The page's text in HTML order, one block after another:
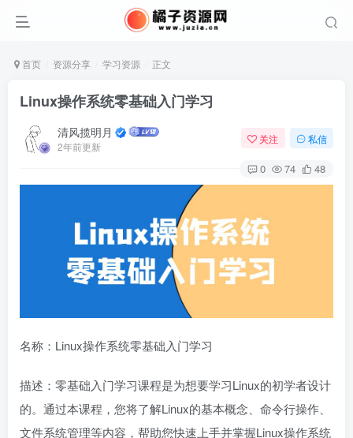
首页 资源分享 学习资源 正文
Linux操作系统零基础入门学习
清风揽明月
2年前更新
关注 私信
0 74 48
名称：Linux操作系统零基础入门学习
描述：零基础入门学习课程是为想要学习Linux的初学者设计
的。通过本课程，您将了解Linux的基本概念、命令行操作、
文件系统管理等内容，帮助您快速上手并掌握Linux操作系统